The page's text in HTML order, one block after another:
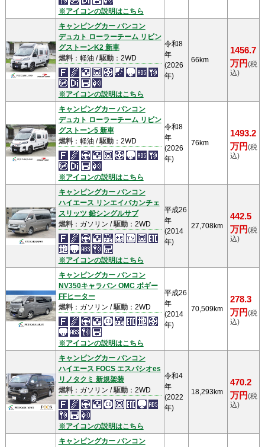
※アイコンの説明はこちら
キャンピングカー バンコン
デュカト ローラーチーム リビン
グストーンK2 新車
燃料：軽油 /駆動：2WD
※アイコンの説明はこちら
令和8
年
(2026
年)
66km
1456.7
万円(税
込)
キャンピングカー バンコン
デュカト ローラーチーム リビン
グストーン5 新車
燃料：軽油 /駆動：2WD
※アイコンの説明はこちら
令和8
年
(2026
年)
76km
1493.2
万円(税
込)
キャンピングカー バンコン
ハイエース リンエイバカンチェ
スリッツ 鉛シングルサブ
燃料：ガソリン /駆動：2WD
※アイコンの説明はこちら
平成26
年
(2014
年)
27,708km
442.5
万円(税
込)
キャンピングカー バンコン
NV350キャラバン OMC ボギー
FFヒーター
燃料：ガソリン /駆動：2WD
※アイコンの説明はこちら
平成26
年
(2014
年)
70,509km
278.3
万円(税
込)
キャンピングカー バンコン
ハイエース FOCS エスパシオes
リノタクミ 新規架装
燃料：ガソリン /駆動：2WD
※アイコンの説明はこちら
令和4
年
(2022
年)
18,293km
470.2
万円(税
込)
キャンピングカー バンコン